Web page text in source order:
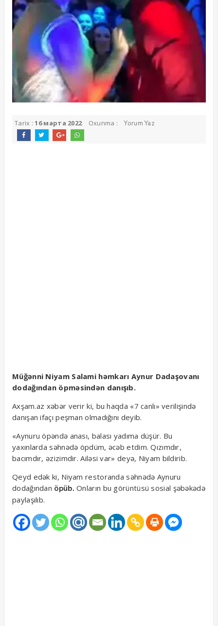
Tarix :16 марта 2022 Oxunma : Yorum Yaz
Müğənni Niyam Salami həmkarı Aynur Dadaşovanı
dodağından öpməsindən danışıb.
Axşam.az xəbər verir ki, bu haqda «7 canlı» verilişində
danışan ifaçı peşman olmadığını deyib.
«Aynuru öpəndə anası, balası yadıma düşür. Bu
yaxınlarda səhnədə öpdüm, əcəb etdim. Qızımdır,
bacımdır, əzizimdir. Ailəsi var» deyə, Niyam bildirib.
Qeyd edək ki, Niyam restoranda səhnədə Aynuru
dodağından öpüb.Onların bu görüntüsü sosial şəbəkədə
paylaşılıb.